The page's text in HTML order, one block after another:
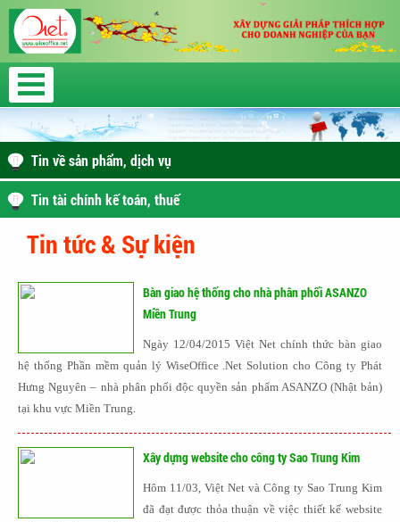
Tin về sản phẩm, dịch vụ
Tin tài chính kế toán, thuế
Tin tức & Sự kiện
Bàn giao hệ thống cho nhà phân phối ASANZO
Miền Trung
Ngày 12/04/2015 Việt Net chính thức bàn giao
hệ thống Phần mềm quản lý WiseOffice .Net Solution cho Công ty Phát
Hưng Nguyên – nhà phân phối độc quyền sản phẩm ASANZO (Nhật bản)
tại khu vực Miền Trung.
Xây dựng website cho công ty Sao Trung Kim
Hôm 11/03, Việt Net và Công ty Sao Trung Kim
đã đạt được thỏa thuận về việc thiết kế website